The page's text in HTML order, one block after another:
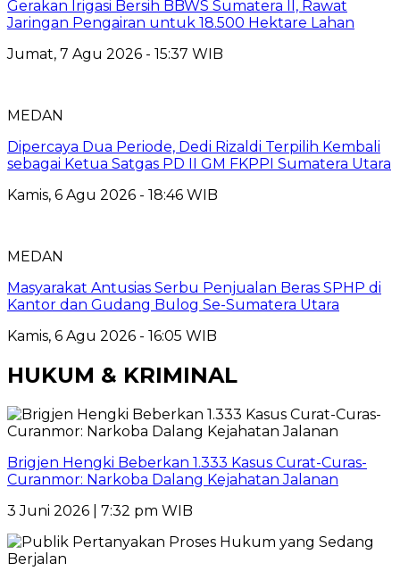
Gerakan Irigasi Bersih BBWS Sumatera II, Rawat
Jaringan Pengairan untuk 18.500 Hektare Lahan
Jumat, 7 Agu 2026 - 15:37 WIB
MEDAN
Dipercaya Dua Periode, Dedi Rizaldi Terpilih Kembali
sebagai Ketua Satgas PD II GM FKPPI Sumatera Utara
Kamis, 6 Agu 2026 - 18:46 WIB
MEDAN
Masyarakat Antusias Serbu Penjualan Beras SPHP di
Kantor dan Gudang Bulog Se-Sumatera Utara
Kamis, 6 Agu 2026 - 16:05 WIB
HUKUM & KRIMINAL
Brigjen Hengki Beberkan 1.333 Kasus Curat-Curas-
Curanmor: Narkoba Dalang Kejahatan Jalanan
3 Juni 2026 | 7:32 pm WIB